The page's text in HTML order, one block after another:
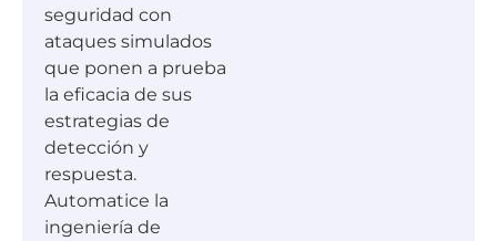
seguridad con
ataques simulados
que ponen a prueba
la eficacia de sus
estrategias de
detección y
respuesta.
Automatice la
ingeniería de